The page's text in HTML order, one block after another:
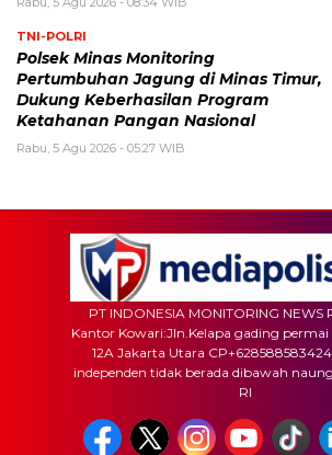
TNI-POLRI
Polsek Minas Monitoring
Pertumbuhan Jagung di Minas Timur,
Dukung Keberhasilan Program
Ketahanan Pangan Nasional
Rabu, 5 Agu 2026 - 05:27 WIB
PT INDONESIA MONITORING NEWS
Kantor Kowari:Jln.Kelapa gading permai
12A Jakarta Utara
independen tidak berada dibawah
RI